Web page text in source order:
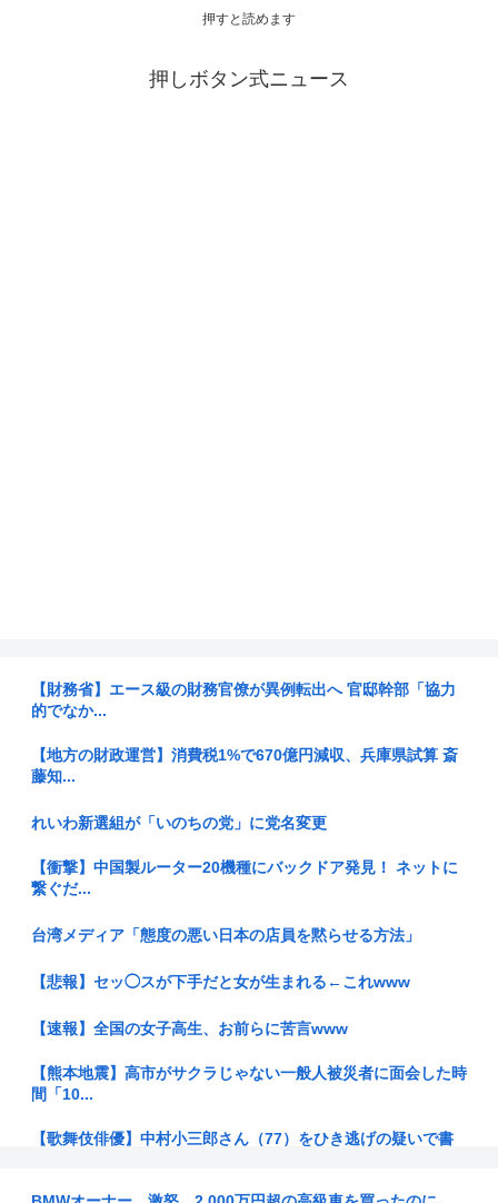
押すと読めます
押しボタン式ニュース
【財務省】エース級の財務官僚が異例転出へ 官邸幹部「協力
的でなか...
【地方の財政運営】消費税1%で670億円減収、兵庫県試算 斎
藤知...
れいわ新選組が「いのちの党」に党名変更
【衝撃】中国製ルーター20機種にバックドア発見！ ネットに
繋ぐだ...
台湾メディア「態度の悪い日本の店員を黙らせる方法」
【悲報】セッ◯スが下手だと女が生まれる←これwww
【速報】全国の女子高生、お前らに苦言www
【熊本地震】高市がサクラじゃない一般人被災者に面会した時
間「10...
【歌舞伎俳優】中村小三郎さん（77）をひき逃げの疑いで書